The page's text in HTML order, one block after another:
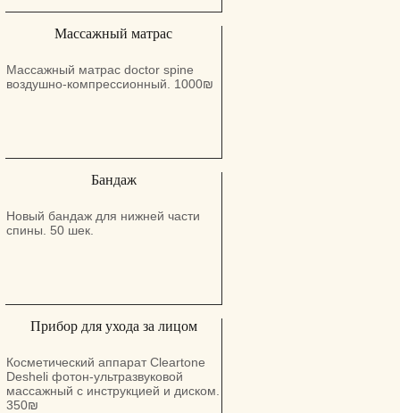
Массажный матрас
Массажный матрас doctor spine
воздушно-компрессионный. 1000₪
Бандаж
Новый бандаж для нижней части
спины. 50 шек.
Прибор для ухода за лицом
Косметический аппарат Cleartone
Desheli фотон-ультразвуковой
массажный с инструкцией и диском.
350₪